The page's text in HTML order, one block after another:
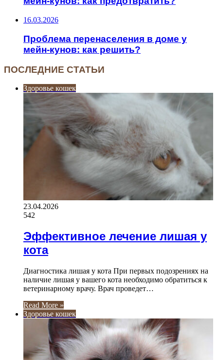
16.03.2026
Проблема перенаселения в доме у
мейн-кунов: как решить?
ПОСЛЕДНИЕ СТАТЬИ
Здоровье кошек
23.04.2026
542
Эффективное лечение лишая у
кота
Диагностика лишая у кота При первых подозрениях на
наличие лишая у вашего кота необходимо обратиться к
ветеринарному врачу. Врач проведет…
Read More »
Здоровье кошек